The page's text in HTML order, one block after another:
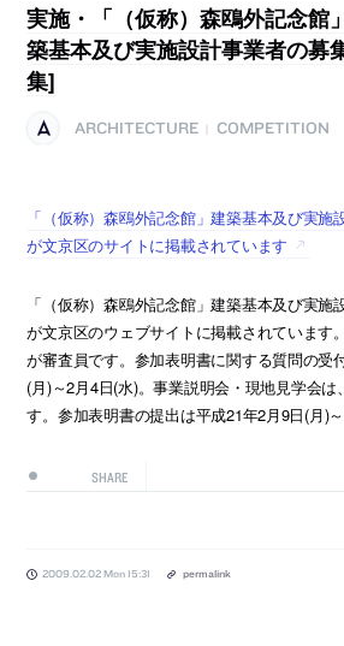
実施・「（仮称）森鴎外記念館
築基本及び実施設計事業者の募
集]
ARCHITECTURE COMPETITION
「（仮称）森鴎外記念館」建築基本及び実施
が文京区のサイトに掲載されています
「（仮称）森鴎外記念館」建築基本及び実施
が文京区のウェブサイトに掲載されています
が審査員です。参加表明書に関する質問の受
(月)～2月4日(水)。事業説明会・現地見学会
す。参加表明書の提出は平成21年2月9日(月)～
SHARE
2009.02.02 Mon 15:31 permalink